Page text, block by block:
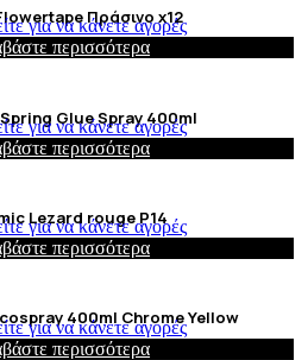
Πράσινο x12
για να κάνετε αγορές
περισσότερα
Glue Spray 400ml
για να κάνετε αγορές
περισσότερα
Lezard rouge P14
για να κάνετε αγορές
περισσότερα
400ml Chrome Yellow
για να κάνετε αγορές
περισσότερα